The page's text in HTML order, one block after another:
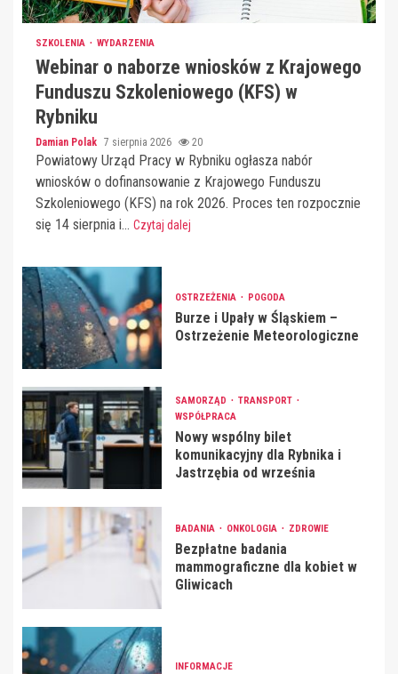
SZKOLENIA WYDARZENIA
Webinar o naborze wniosków z Krajowego
Funduszu Szkoleniowego (KFS) w
Rybniku
Damian Polak 7 sierpnia 2026 20
Powiatowy Urząd Pracy w Rybniku ogłasza nabór
wniosków o dofinansowanie z Krajowego Funduszu
Szkoleniowego (KFS) na rok 2026. Proces ten rozpocznie
się 14 sierpnia i... Czytaj dalej
OSTRZEŻENIA POGODA
Burze i Upały w Śląskiem –
Ostrzeżenie Meteorologiczne
SAMORZĄD
TRANSPORT
WSPÓŁPRACA
Nowy wspólny bilet
komunikacyjny dla Rybnika i
Jastrzębia od września
BADANIA ONKOLOGIA ZDROWIE
Bezpłatne badania
mammograficzne dla kobiet w
Gliwicach
INFORMACJE